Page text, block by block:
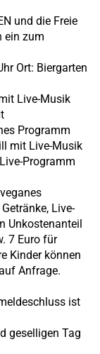
und die Freie
ein zum
Ort: Biergarten
Live-Musik
Programm
mit Live-Musik
Programm
Live-
Unkostenanteil
7 Euro für
Kinder können
Anfrage.
ist
geselligen Tag